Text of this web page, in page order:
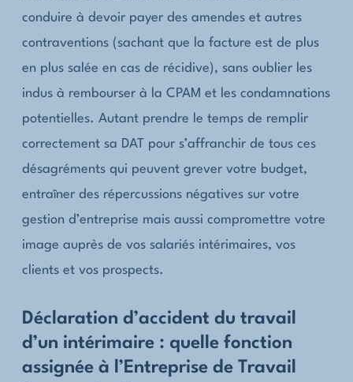
conduire à devoir payer des amendes et autres
contraventions (sachant que la facture est de plus
en plus salée en cas de récidive), sans oublier les
indus à rembourser à la CPAM et les condamnations
potentielles. Autant prendre le temps de remplir
correctement sa DAT pour s’affranchir de tous ces
désagréments qui peuvent grever votre budget,
entraîner des répercussions négatives sur votre
gestion d’entreprise mais aussi compromettre votre
image auprès de vos salariés intérimaires, vos
clients et vos prospects.
Déclaration d’accident du travail
d’un intérimaire : quelle fonction
assignée à l’Entreprise de Travail